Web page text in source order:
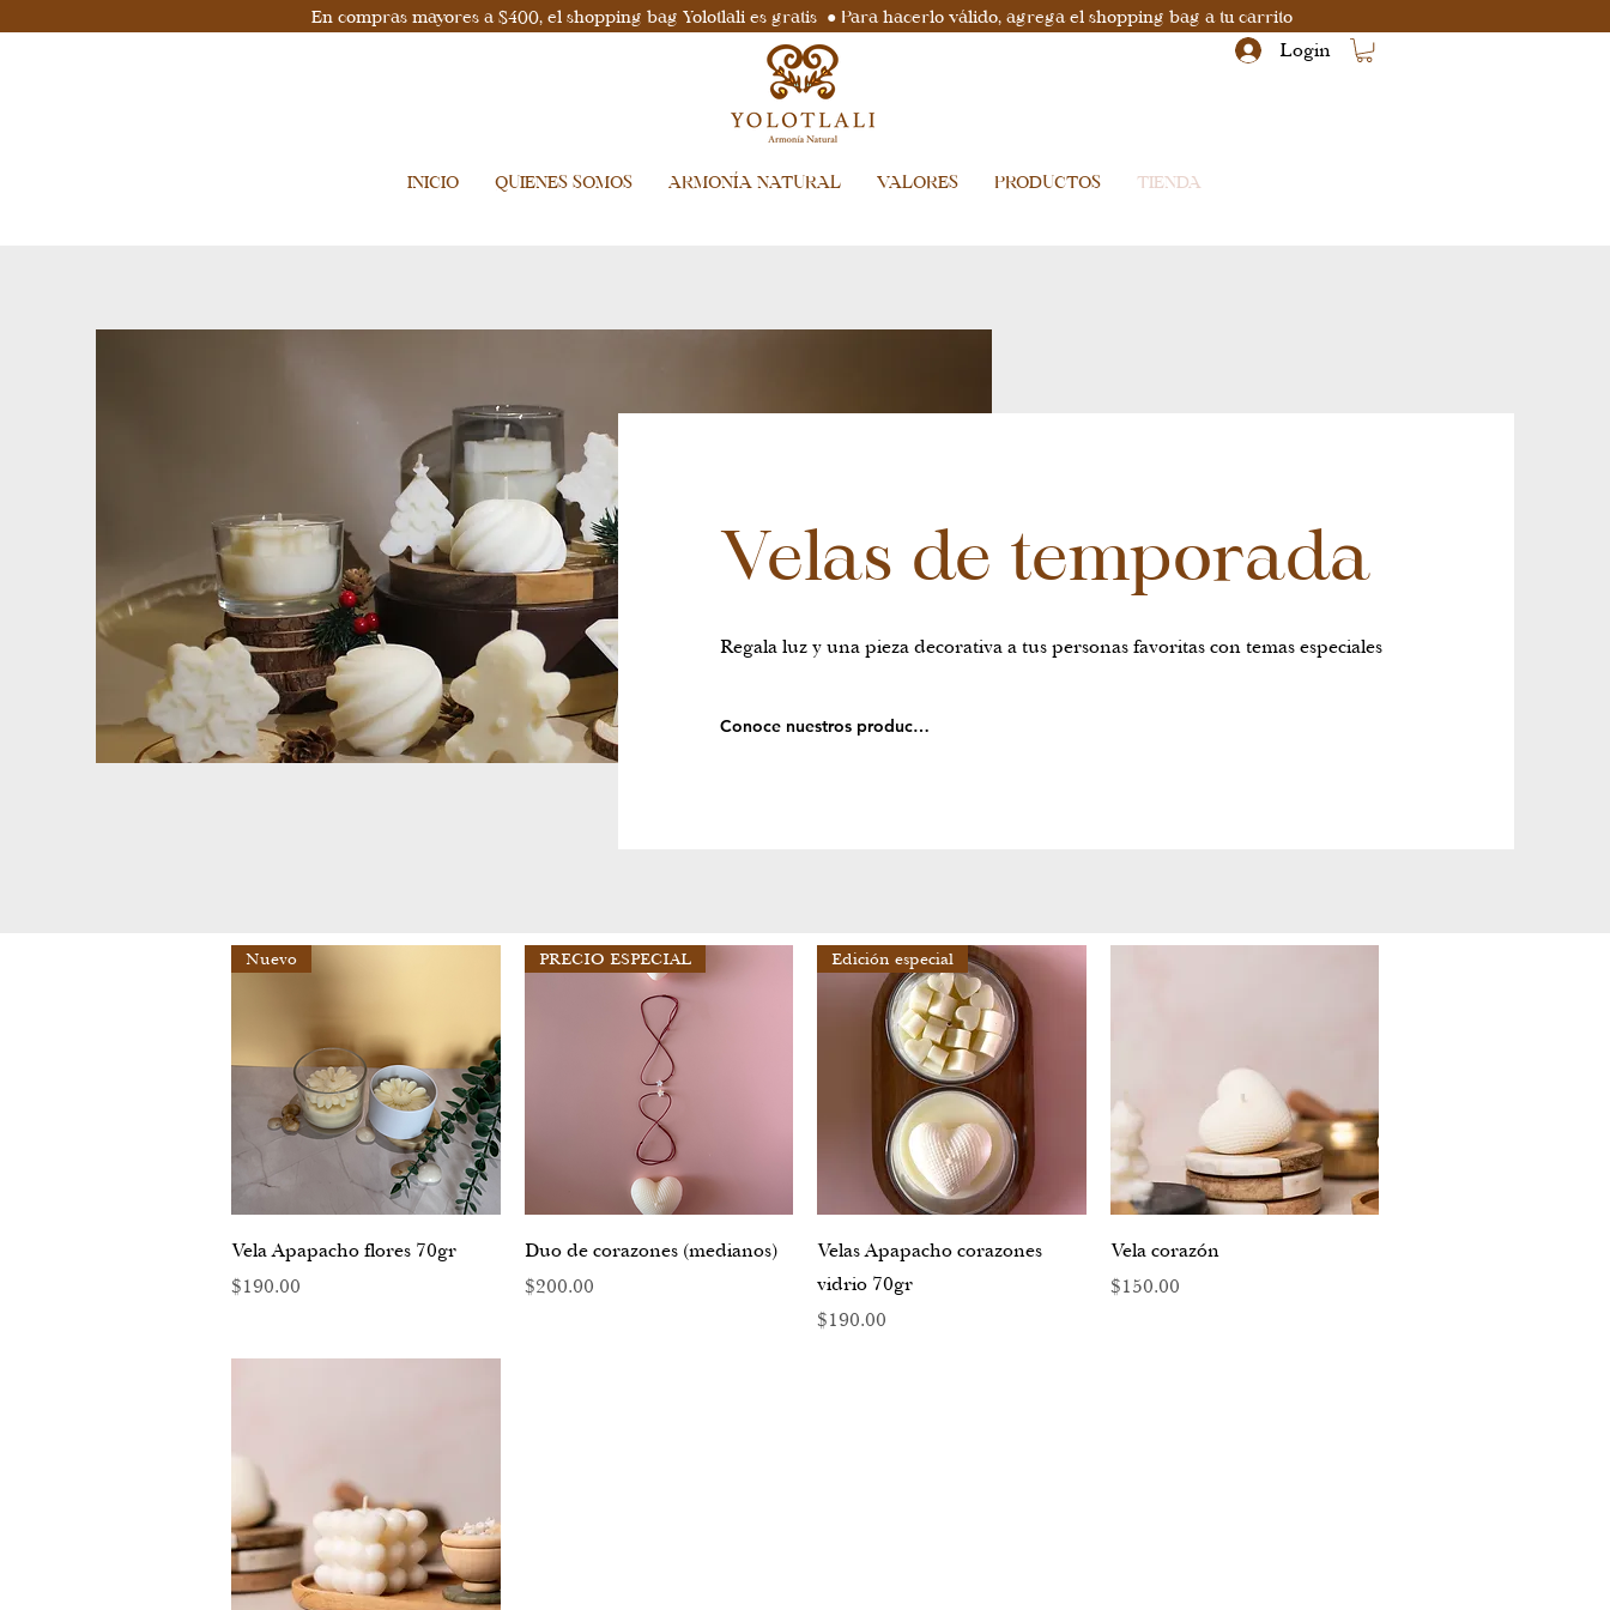
Login
En compras mayores a $400, el shopping bag Yolotlali es gratis ● Para hacerlo válido, agrega el shopping bag a tu carrito
INICIO QUIENES SOMOS ARMONÍA NATURAL VALORES PRODUCTOS TIENDA
Velas de temporada
Regala luz y una pieza decorativa a tus personas favoritas con temas especiales
Conoce nuestros productos
Vista rápida
Nuevo
Vela Apapacho flores 70gr
Precio
$190.00
Vista rápida
PRECIO ESPECIAL
Duo de corazones (medianos)
Precio
$200.00
Vista rápida
Edición especial
Velas Apapacho corazones
vidrio 70gr
Precio
$190.00
Vista rápida
Vela corazón
Precio
$150.00